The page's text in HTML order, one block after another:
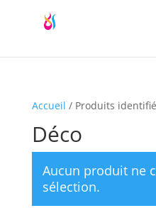
Accueil / Produits
Déco
Aucun produit ne
sélection.